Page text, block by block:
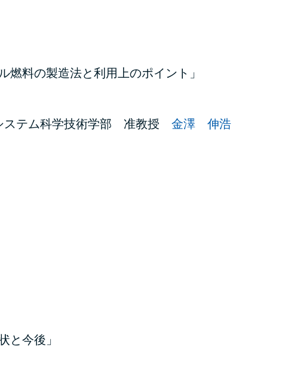
燃料の製造法と利用上のポイント」
ステム科学技術学部 准教授 金澤 伸浩
と今後」